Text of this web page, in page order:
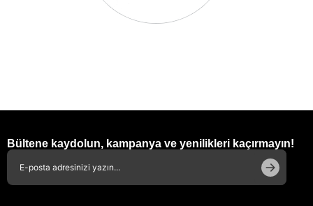
Bültene kaydolun, kampanya ve yenilikleri kaçırmayın!